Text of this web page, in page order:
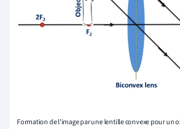
Formation de l'image par une lentille convexe pour un